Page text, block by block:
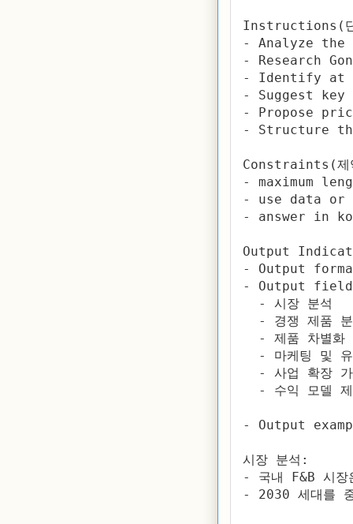
Instructions(단
- Analyze the
- Research
- Identify at
- Suggest
- Propose
- Structure
Constraints(제
- maximum
- use data or
- answer in
Output
- Output
- Output
  - 시장 분석
- 경쟁 제품
- 제품 차별화
- 마케팅 및
- 사업 확장
- 수익 모델
- Output
시장 분석:
- 국내 F&B 시장
- 2030 세대를